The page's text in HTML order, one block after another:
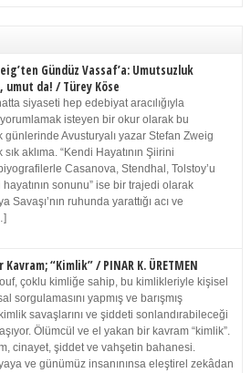
Gündüz Vassaf’a: Umutsuzluk
umut da! / Türey Köse
siyaseti hep edebiyat aracılığıyla
isteyen bir okur olarak bu
günlerinde Avusturyalı yazar Stefan Zweig
sık aklıma. “Kendi Hayatının Şiirini
Casanova, Stendhal, Tolstoy’u
sonunu” ise bir trajedi olarak
Savaşı’nın ruhunda yarattığı acı ve
Kavram; “Kimlik” / PINAR K. ÜRETMEN
çoklu kimliğe sahip, bu kimlikleriyle kişisel
sorgulamasını yapmış ve barışmış
savaşlarını ve şiddeti sonlandırabileceği
Ölümcül ve el yakan bir kavram “kimlik”.
cinayet, şiddet ve vahşetin bahanesi.
ve günümüz insanınınsa eleştirel zekâdan